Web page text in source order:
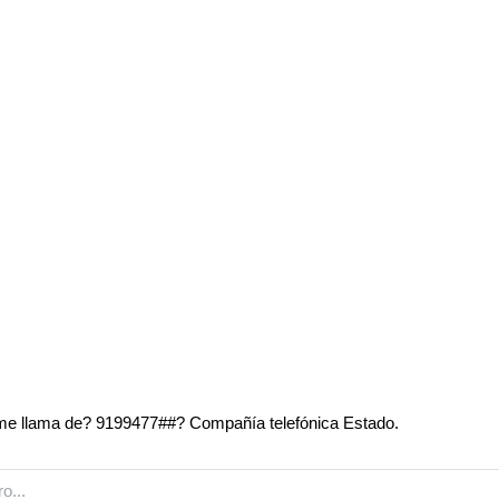
llama de? 9199477##? Compañía telefónica Estado.